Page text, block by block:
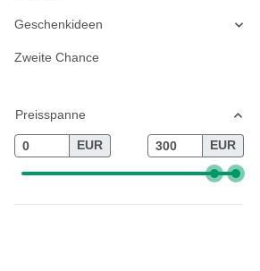
Geschenkideen
Zweite Chance
Preisspanne
EUR EUR